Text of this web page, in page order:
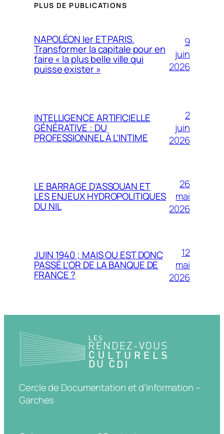
PLUS DE PUBLICATIONS
NAPOLÉON Ier ET PARIS.
Transformer la capitale pour en
faire « la plus belle ville qui
puisse exister »
9
juin
2026
INTELLIGENCE ARTIFICIELLE
GÉNÉRATIVE : DU
PROFESSIONNEL À L’INTIME
2
juin
2026
LE BARRAGE D’ASSOUAN ET
LES ENJEUX HYDROPOLITIQUES
DU NIL
26
mai
2026
JUIN 1940 ; MAIS OU EST DONC
PASSÉ L’OR DE LA BANQUE DE
FRANCE ?
12
mai
2026
Cercle de Documentation et d'Information –
Garches